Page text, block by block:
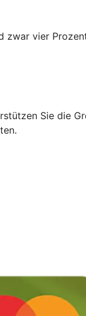
zwar vier
Sie die